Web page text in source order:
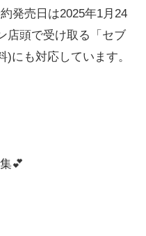
発売日は2025年1月24
店頭で受け取る「セブ
にも対応しています。
💕